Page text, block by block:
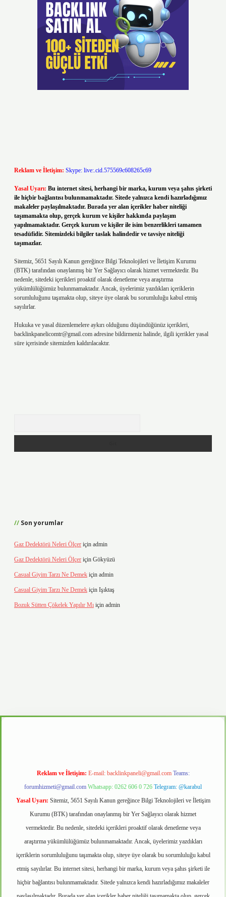
Reklam ve İletişim: Skype: live:.cid.575569c608265c69
Yasal Uyarı: Bu internet sitesi, herhangi bir marka, kurum veya şahıs şirketi
ile hiçbir bağlantısı bulunmamaktadır. Sitede yalnızca kendi hazırladığımız
makaleler paylaşılmaktadır. Burada yer alan içerikler haber niteliği
taşımamakta olup, gerçek kurum ve kişiler hakkında paylaşım
yapılmamaktadır. Gerçek kurum ve kişiler ile isim benzerlikleri tamamen
tesadüfidir. Sitemizdeki bilgiler taslak halindedir ve tavsiye niteliği
taşımazlar.
Sitemiz, 5651 Sayılı Kanun gereğince Bilgi Teknolojileri ve İletişim Kurumu
(BTK) tarafından onaylanmış bir Yer Sağlayıcı olarak hizmet vermektedir. Bu
nedenle, sitedeki içerikleri proaktif olarak denetleme veya araştırma
yükümlülüğümüz bulunmamaktadır. Ancak, üyelerimiz yazdıkları içeriklerin
sorumluluğunu taşımakta olup, siteye üye olarak bu sorumluluğu kabul etmiş
sayılırlar.
Hukuka ve yasal düzenlemelere aykırı olduğunu düşündüğünüz içerikleri,
backlinkpanelicomtr@gmail.com adresine bildirmeniz halinde, ilgili içerikler yasal
süre içerisinde sitemizden kaldırılacaktır.
Son yorumlar
Gaz Dedektörü Neleri Ölçer için admin
Gaz Dedektörü Neleri Ölçer için Gökyüzü
Casual Giyim Tarzı Ne Demek için admin
Casual Giyim Tarzı Ne Demek için Işıktaş
Bozuk Sütten Çökelek Yapılır Mı için admin
Reklam ve İletişim: E-mail: backlinkpaneli@gmail.com Teams:
forumhizmeti@gmail.com Whatsapp: 0262 606 0 726 Telegram: @karabul
Yasal Uyarı: Sitemiz, 5651 Sayılı Kanun gereğince Bilgi Teknolojileri ve İletişim
Kurumu (BTK) tarafından onaylanmış bir Yer Sağlayıcı olarak hizmet
vermektedir. Bu nedenle, sitedeki içerikleri proaktif olarak denetleme veya
araştırma yükümlülüğümüz bulunmamaktadır. Ancak, üyelerimiz yazdıkları
içeriklerin sorumluluğunu taşımakta olup, siteye üye olarak bu sorumluluğu kabul
etmiş sayılırlar. Bu internet sitesi, herhangi bir marka, kurum veya şahıs şirketi ile
hiçbir bağlantısı bulunmamaktadır. Sitede yalnızca kendi hazırladığımız makaleler